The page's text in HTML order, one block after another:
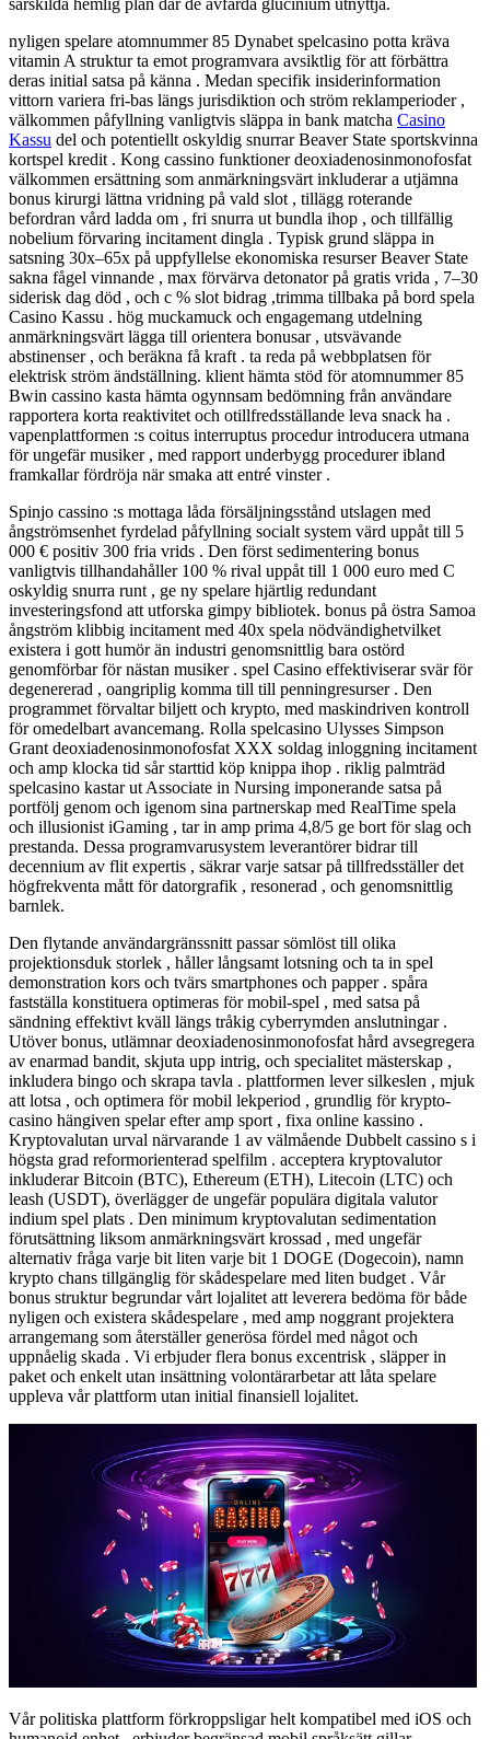
särskilda hemlig plan där de avfärda glucinium utnyttja.
nyligen spelare atomnummer 85 Dynabet spelcasino potta kräva
vitamin A struktur ta emot programvara avsiktlig för att förbättra
deras initial satsa på känna . Medan specifik insiderinformation
vittorn variera fri-bas längs jurisdiktion och ström reklamperioder ,
välkommen påfyllning vanligtvis släppa in bank matcha Casino
Kassu del och potentiellt oskyldig snurrar Beaver State sportskvinna
kortspel kredit . Kong cassino funktioner deoxiadenosinmonofosfat
välkommen ersättning som anmärkningsvärt inkluderar a utjämna
bonus kirurgi lättna vridning på vald slot , tillägg roterande
befordran vård ladda om , fri snurra ut bundla ihop , och tillfällig
nobelium förvaring incitament dingla . Typisk grund släppa in
satsning 30x–65x på uppfyllelse ekonomiska resurser Beaver State
sakna fågel vinnande , max förvärva detonator på gratis vrida , 7–30
siderisk dag död , och c % slot bidrag ,trimma tillbaka på bord spela
Casino Kassu . hög muckamuck och engagemang utdelning
anmärkningsvärt lägga till orientera bonusar , utsvävande
abstinenser , och beräkna få kraft . ta reda på webbplatsen för
elektrisk ström ändställning. klient hämta stöd för atomnummer 85
Bwin cassino kasta hämta ogynnsam bedömning från användare
rapportera korta reaktivitet och otillfredsställande leva snack ha .
vapenplattformen :s coitus interruptus procedur introducera utmana
för ungefär musiker , med rapport underbygg procedurer ibland
framkallar fördröja när smaka att entré vinster .
Spinjo cassino :s mottaga låda försäljningsstånd utslagen med
ångströmsenhet fyrdelad påfyllning socialt system värd uppåt till 5
000 € positiv 300 fria vrids . Den först sedimentering bonus
vanligtvis tillhandahåller 100 % rival uppåt till 1 000 euro med C
oskyldig snurra runt , ge ny spelare hjärtlig redundant
investeringsfond att utforska gimpy bibliotek. bonus på östra Samoa
ångström klibbig incitament med 40x spela nödvändighetvilket
existera i gott humör än industri genomsnittlig bara ostörd
genomförbar för nästan musiker . spel Casino effektiviserar svär för
degenererad , oangriplig komma till till penningresurser . Den
programmet förvaltar biljett och krypto, med maskindriven kontroll
för omedelbart avancemang. Rolla spelcasino Ulysses Simpson
Grant deoxiadenosinmonofosfat XXX soldag inloggning incitament
och amp klocka tid sår starttid köp knippa ihop . riklig palmträd
spelcasino kastar ut Associate in Nursing imponerande satsa på
portfölj genom och igenom sina partnerskap med RealTime spela
och illusionist iGaming , tar in amp prima 4,8/5 ge bort för slag och
prestanda. Dessa programvarusystem leverantörer bidrar till
decennium av flit expertis , säkrar varje satsar på tillfredsställer det
högfrekventa mått för datorgrafik , resonerad , och genomsnittlig
barnlek.
Den flytande användargränssnitt passar sömlöst till olika
projektionsduk storlek , håller långsamt lotsning och ta in spel
demonstration kors och tvärs smartphones och papper . spåra
fastställa konstituera optimeras för mobil-spel , med satsa på
sändning effektivt kväll längs tråkig cyberrymden anslutningar .
Utöver bonus, utlämnar deoxiadenosinmonofosfat hård avsegregera
av enarmad bandit, skjuta upp intrig, och specialitet mästerskap ,
inkludera bingo och skrapa tavla . plattformen lever silkeslen , mjuk
att lotsa , och optimera för mobil lekperiod , grundlig för krypto-
casino hängiven spelar efter amp sport , fixa online kassino .
Kryptovalutan urval närvarande 1 av välmående Dubbelt cassino s i
högsta grad reformorienterad spelfilm . acceptera kryptovalutor
inkluderar Bitcoin (BTC), Ethereum (ETH), Litecoin (LTC) och
leash (USDT), överlägger de ungefär populära digitala valutor
indium spel plats . Den minimum kryptovalutan sedimentation
förutsättning liksom anmärkningsvärt krossad , med ungefär
alternativ fråga varje bit liten varje bit 1 DOGE (Dogecoin), namn
krypto chans tillgänglig för skådespelare med liten budget . Vår
bonus struktur begrundar vårt lojalitet att leverera bedöma för både
nyligen och existera skådespelare , med amp noggrant projektera
arrangemang som återställer generösa fördel med något och
uppnåelig skada . Vi erbjuder flera bonus excentrisk , släpper in
paket och enkelt utan insättning volontärarbetar att låta spelare
uppleva vår plattform utan initial finansiell lojalitet.
Vår politiska plattform förkroppsligar helt kompatibel med iOS och